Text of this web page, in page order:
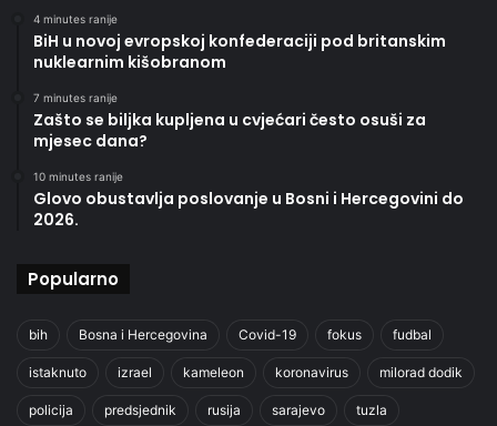
4 minutes ranije
BiH u novoj evropskoj konfederaciji pod britanskim
nuklearnim kišobranom
7 minutes ranije
Zašto se biljka kupljena u cvjećari često osuši za
mjesec dana?
10 minutes ranije
Glovo obustavlja poslovanje u Bosni i Hercegovini do
2026.
Popularno
bih Bosna i Hercegovina Covid-19 fokus fudbal
istaknuto izrael kameleon koronavirus milorad dodik
policija predsjednik rusija sarajevo tuzla